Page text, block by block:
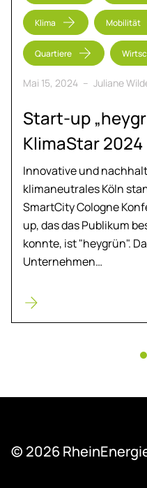
Klima Mobilität
Quartiere
Mai 15, 2024 – Juliane
Start-up
Kli­ma­Star 2024
Innovative und
klimaneutrales Köln
SmartCity Cologne
up, das das Publikum
konnte, ist "heygrün".
Unternehmen…
© 2026